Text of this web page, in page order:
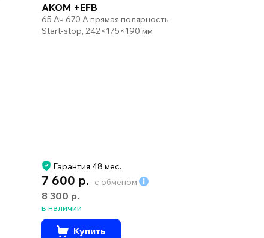
AKOM +EFB
65 Ач 670 А прямая полярность
Start-stop, 242×175×190 мм
Гарантия 48 мес.
7 600 р. с обменом
8 300 р.
в наличии
Купить